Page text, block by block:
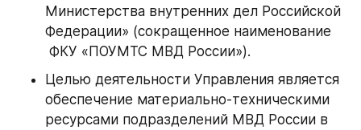
Министерства внутренних дел Российской
Федерации» (сокращенное наименование
ФКУ «ПОУМТС МВД России»).
Целью деятельности Управления является
обеспечение материально-техническими
ресурсами подразделений МВД России в